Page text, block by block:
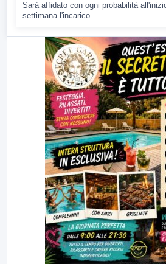
Sarà affidato con ogni probabilità
settimana l'incarico...